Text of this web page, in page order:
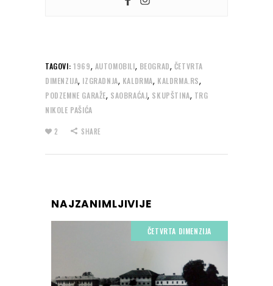
TAGOVI: 1969, AUTOMOBILI, BEOGRAD, ČETVRTA
DIMENZIJA, IZGRADNJA, KALDRMA, KALDRMA.RS,
PODZEMNE GARAŽE, SAOBRAĆAJ, SKUPŠTINA, TRG
NIKOLE PAŠIĆA
2 SHARE
NAJZANIMLJIVIJE
ČETVRTA DIMENZIJA